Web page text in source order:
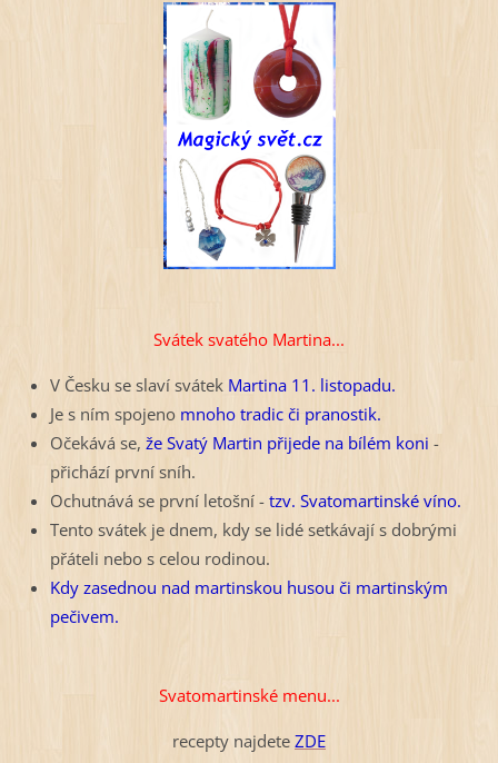
Svátek svatého Martina...
V Česku se slaví svátek Martina 11. listopadu.
Je s ním spojenomnoho tradic či pranostik.
Očekává se, že Svatý Martin přijede na bílém koni -
přichází první sníh.
Ochutnává se první letošní - tzv. Svatomartinské víno.
Tento svátek je dnem, kdy se lidé setkávají s dobrými
přáteli nebo s celou rodinou.
Kdy zasednou nad martinskou husou či martinským
pečivem.
Svatomartinské menu...
recepty najdete ZDE